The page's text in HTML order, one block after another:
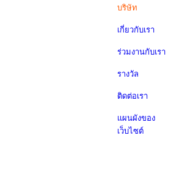
บริษัท
เกี่ยวกับเรา
ร่วมงานกับเรา
รางวัล
ติดต่อเรา
แผนผังของ
เว็บไซต์